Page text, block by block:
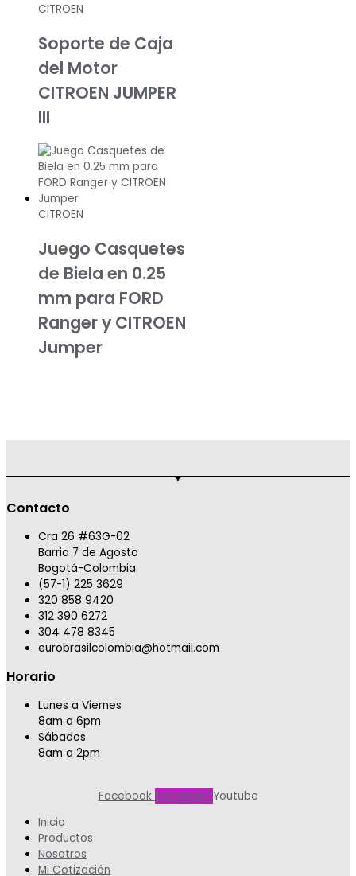
CITROEN
Soporte de Caja
del Motor
CITROEN JUMPER
III
CITROEN
Juego Casquetes
de Biela en 0.25
mm para FORD
Ranger y CITROEN
Jumper
Contacto
Cra 26 #63G-02
Barrio 7 de Agosto
Bogotá-Colombia
(57-1) 225 3629
320 858 9420
312 390 6272
304 478 8345
eurobrasilcolombia@hotmail.com
Horario
Lunes a Viernes
8am a 6pm
Sábados
8am a 2pm
Facebook Instagram Youtube
Inicio
Productos
Nosotros
Mi Cotización